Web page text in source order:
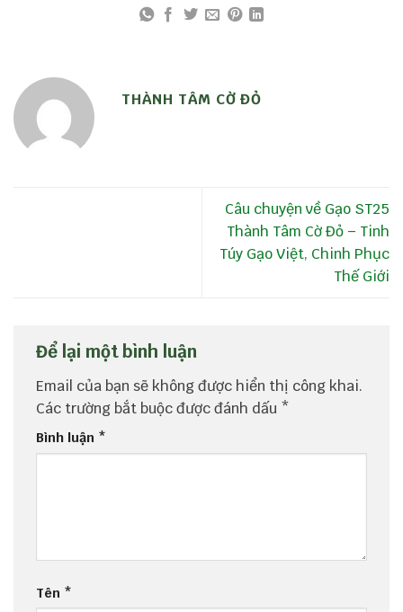
THÀNH TÂM CỜ ĐỎ
Câu chuyện về Gạo ST25
Thành Tâm Cờ Đỏ – Tinh
Túy Gạo Việt, Chinh Phục
Thế Giới
Để lại một bình luận
Email của bạn sẽ không được hiển thị công khai.
Các trường bắt buộc được đánh dấu *
Bình luận *
Tên *